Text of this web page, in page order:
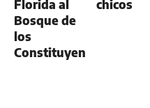
Florida al
Bosque de
los
Constituyentes
chicos